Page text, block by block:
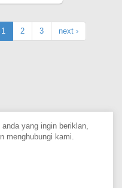
1 2 3 next ›
yang ingin beriklan,
menghubungi kami.